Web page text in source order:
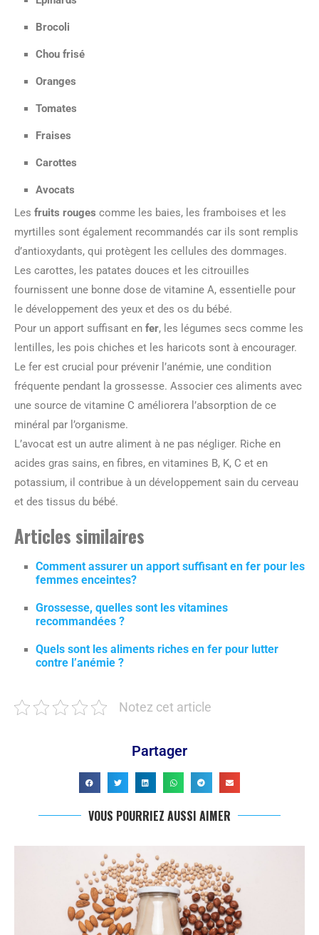
Brocoli
Chou frisé
Oranges
Tomates
Fraises
Carottes
Avocats
Les fruits rouges comme les baies, les framboises et les
myrtilles sont également recommandés car ils sont remplis
d’antioxydants, qui protègent les cellules des dommages.
Les carottes, les patates douces et les citrouilles
fournissent une bonne dose de vitamine A, essentielle pour
le développement des yeux et des os du bébé.
Pour un apport suffisant en fer, les légumes secs comme les
lentilles, les pois chiches et les haricots sont à encourager.
Le fer est crucial pour prévenir l’anémie, une condition
fréquente pendant la grossesse. Associer ces aliments avec
une source de vitamine C améliorera l’absorption de ce
minéral par l’organisme.
L’avocat est un autre aliment à ne pas négliger. Riche en
acides gras sains, en fibres, en vitamines B, K, C et en
potassium, il contribue à un développement sain du cerveau
et des tissus du bébé.
Articles similaires
Comment assurer un apport suffisant en fer pour les
femmes enceintes?
Grossesse, quelles sont les vitamines
recommandées ?
Quels sont les aliments riches en fer pour lutter
contre l’anémie ?
Notez cet article
Partager
VOUS POURRIEZ AUSSI AIMER